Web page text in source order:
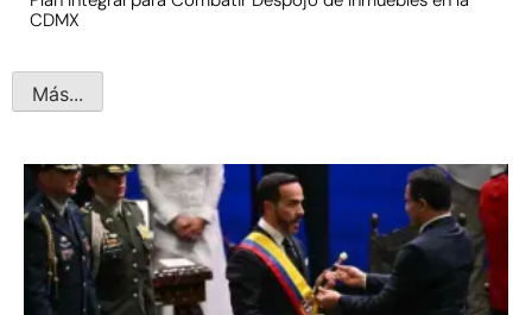
CDMX
Más...